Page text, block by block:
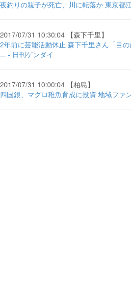
夜釣りの親子が死亡、川に転落か 東京都
2017/07/31 10:30:04 【森下千里】
2年前に芸能活動休止 森下千里さん「目
... - 日刊ゲンダイ
2017/07/31 10:00:04 【柏島】
四国銀、マグロ稚魚育成に投資 地域ファ